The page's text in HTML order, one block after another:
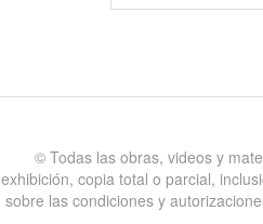
©️ Todas las obras, videos y
exhibición, copia total o parcial,
sobre las condiciones y